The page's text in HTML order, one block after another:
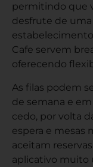
permitindo que
desfrute de
Cafe servem
oferecendo
As filas podem
de semana e
cedo, por volta
espera e mesas
aceitam
aplicativo muito